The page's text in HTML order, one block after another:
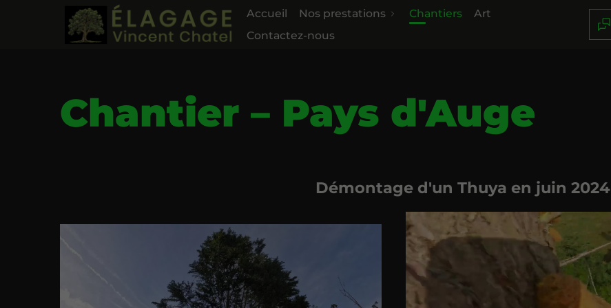
Accueil Nos prestations Chantiers
Art
Contactez-nous
Chantier – Pays d'Auge
Démontage d'un Thuya en juin 2024